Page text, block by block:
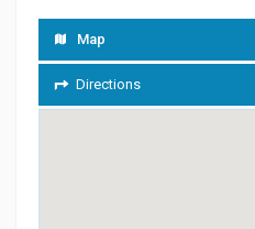
Map
Directions